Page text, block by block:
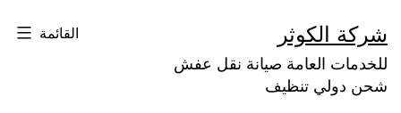
إلى
المحتوى
شركة الكوثر
للخدمات العامة صيانة نقل عفش
شحن دولي تنظيف
القائمة